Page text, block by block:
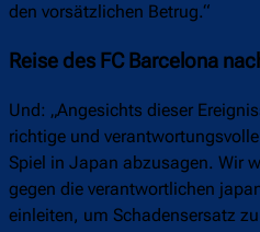
den vorsätzlichen Betrug.“
Reise des FC Barcelona
Und: „Angesichts dieser
richtige und
Spiel in Japan abzusagen. Wir
gegen die verantwortlichen
einleiten, um Schadensersatz